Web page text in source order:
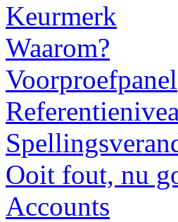
Keurmerk
Waarom?
Voorproefpanel
Ooit fout, nu
Accounts